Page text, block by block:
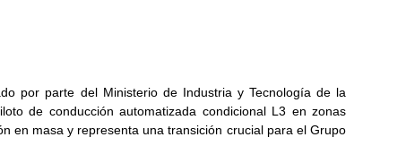
por parte del Ministerio de Industria y Tecnología de la
de conducción automatizada condicional L3 en zonas
en masa y representa una transición crucial para el Grupo